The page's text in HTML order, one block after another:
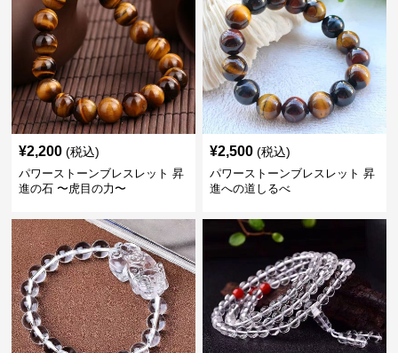
¥2,200 (税込)
パワーストーンブレスレット 昇
進の石 〜虎目の力〜
¥2,500 (税込)
パワーストーンブレスレット 昇
進への道しるべ